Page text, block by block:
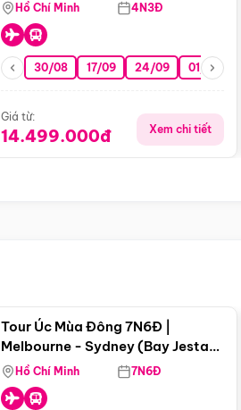
Hồ Chí Minh 4N3Đ
30/08 17/09 24/09 01/10
Giá từ:
14.499.000đ Xem chi tiết
Tour Úc Mùa Đông 7N6Đ |
Melbourne - Sydney (Bay Jestar
Airways)
Hồ Chí Minh 7N6Đ